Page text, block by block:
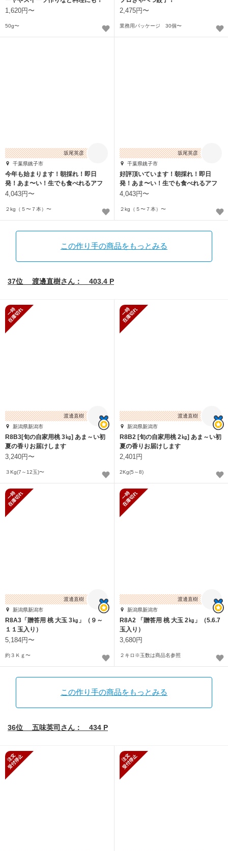
1,620円〜
50g〜
2,475円〜
業務用パッケージ 30個〜
坂尾英彦
千葉県銚子市
今年も始まります！朝採れ！即日
発！あま〜い！生でも食べれるアフ
ロコーン2026！
4,043円〜
２kg（５〜７本）〜
坂尾英彦
千葉県銚子市
好評頂いています！朝採れ！即日
発！あま〜い！生でも食べれるアフ
ロコーン2026！
4,043円〜
２kg（５〜７本）〜
この作り手の商品をもっとみる
37位 渡邊直樹さん： 403.4 P
渡邊直樹
新潟県新潟市
R8B3[旬の自家用桃 3㎏] あま～い初
夏の香りお届けします
3,240円〜
３Kg(7～12玉)〜
渡邊直樹
新潟県新潟市
R8B2 [旬の自家用桃 2㎏] あま～い初
夏の香りお届けします
2,401円
2Kg(5～8)
渡邊直樹
新潟県新潟市
R8A3「贈答用 桃 大玉 3㎏」（９～
１１玉入り）
5,184円〜
約３Ｋｇ〜
渡邊直樹
新潟県新潟市
R8A2 「贈答用 桃 大玉 2㎏」（5.6.7
玉入り）
3,680円
２キロ※玉数は商品名参照
この作り手の商品をもっとみる
36位 五味英司さん： 434 P